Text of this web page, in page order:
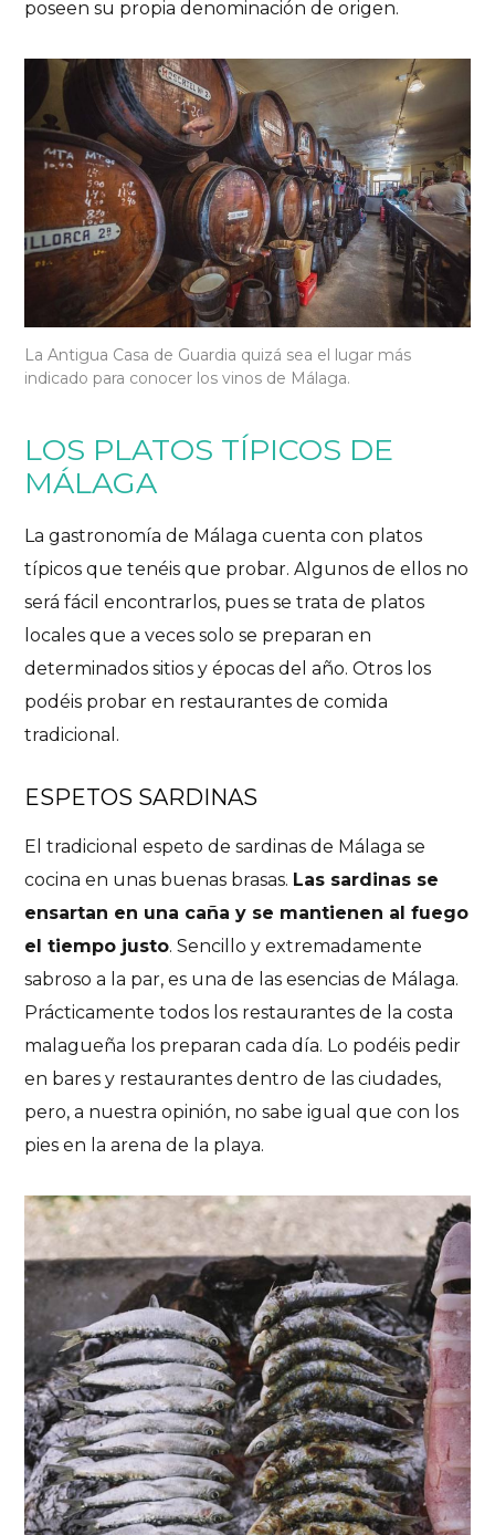
poseen su propia denominación de origen.
La Antigua Casa de Guardia quizá sea el lugar más
indicado para conocer los vinos de Málaga.
LOS PLATOS TÍPICOS DE
MÁLAGA
La gastronomía de Málaga cuenta con platos
típicos que tenéis que probar. Algunos de ellos no
será fácil encontrarlos, pues se trata de platos
locales que a veces solo se preparan en
determinados sitios y épocas del año. Otros los
podéis probar en restaurantes de comida
tradicional.
ESPETOS SARDINAS
El tradicional espeto de sardinas de Málaga se
cocina en unas buenas brasas. Las sardinas se
ensartan en una caña y se mantienen al fuego
el tiempo justo. Sencillo y extremadamente
sabroso a la par, es una de las esencias de Málaga.
Prácticamente todos los restaurantes de la costa
malagueña los preparan cada día. Lo podéis pedir
en bares y restaurantes dentro de las ciudades,
pero, a nuestra opinión, no sabe igual que con los
pies en la arena de la playa.